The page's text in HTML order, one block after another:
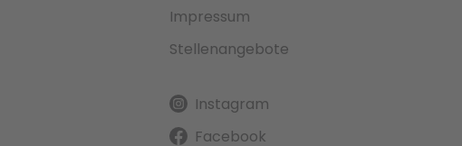
Impressum
Stellenangebote
Instagram
Facebook